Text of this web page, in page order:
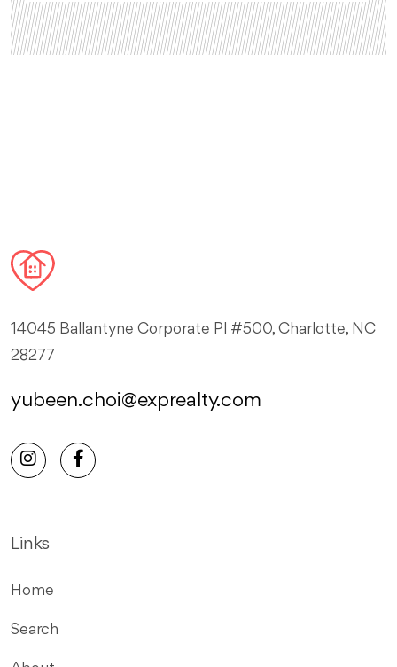
14045 Ballantyne Corporate Pl #500, Charlotte, NC
28277
yubeen.choi@exprealty.com
Links
Home
Search